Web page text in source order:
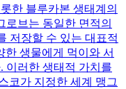
한 블루카본 생태계의
로브는 동일한 면적의
저장할 수 있는 대표적
한 생물에게 먹이와 서
이러한 생태적 가치를
코가 지정한 세계 맹그